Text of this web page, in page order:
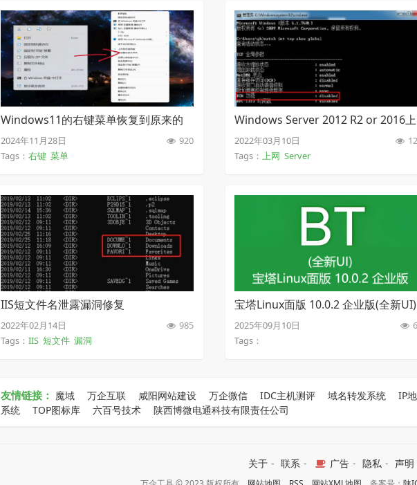
Windows11的右键菜单恢复到原来的
模样
2024年11月28日
920
Tags： 右键 菜单
Windows Server 2012 R2 or 2016上
网慢问题解决方案
2022年03月10日
Tags：上网 Server
IIS短文件名泄露漏洞修复
2022年02月14日
985
Tags： IIS 短文件 漏洞
宝塔Linux面版 10.0.2 企业版(全新UI)
【稳定版开心破解版】
2025年09月10日
Tags：
友情链接： 魔域 万企互联 咸阳网站建设 万企微信 IDC主机测评 域名转发系统
IP
系统
TOP图标库 六百号技术 陕西博微电通科技有限责任公司
关于 - 联系 - 广告 - 隐私 - 声明